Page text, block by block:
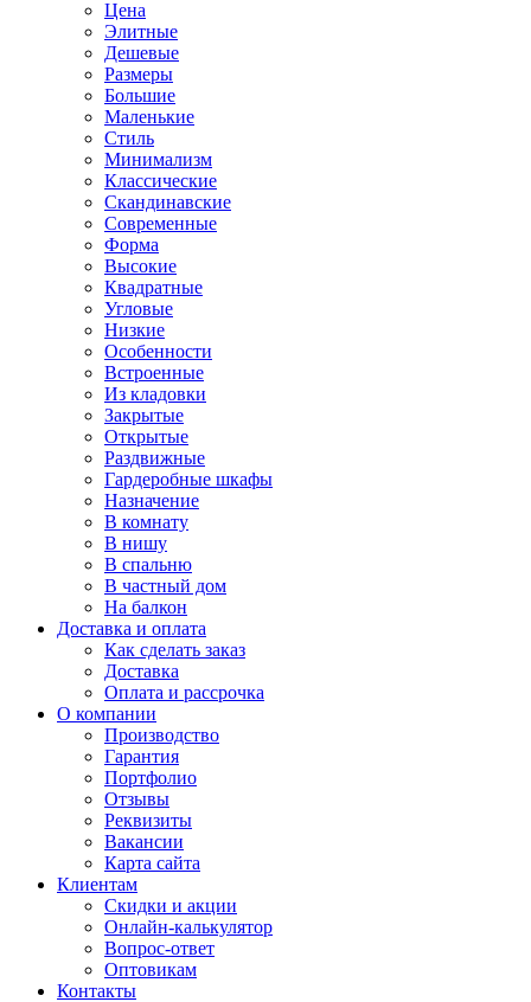
Цена
Элитные
Дешевые
Размеры
Большие
Маленькие
Стиль
Минимализм
Классические
Скандинавские
Современные
Форма
Высокие
Квадратные
Угловые
Низкие
Особенности
Встроенные
Из кладовки
Закрытые
Открытые
Раздвижные
Гардеробные шкафы
Назначение
В комнату
В нишу
В спальню
В частный дом
На балкон
Доставка и оплата
Как сделать заказ
Доставка
Оплата и рассрочка
О компании
Производство
Гарантия
Портфолио
Отзывы
Реквизиты
Вакансии
Карта сайта
Клиентам
Скидки и акции
Онлайн-калькулятор
Вопрос-ответ
Оптовикам
Контакты